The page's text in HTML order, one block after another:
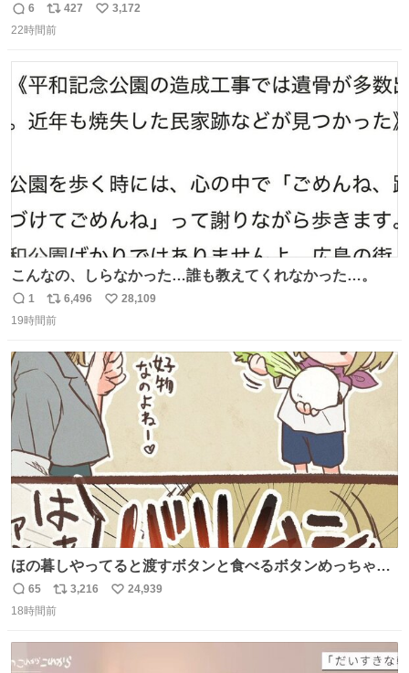
返
信
6
リ
ポ
ト
数
427
い
数
3,172
22時間前
こんなの、しらなかった…誰も教えてくれなかった…。
返
信
1
リ
ポ
ト
数
6,496
い
数
28,109
19時間前
ほの暮しやってると渡すボタンと食べるボタンめっちゃ間
違えるんやけど
返
信
65
リ
ポ
ト
3,216
い
24,939
18時間前